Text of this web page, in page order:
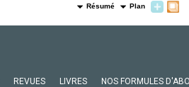
Résumé Plan
REVUES LIVRES NOS FORMULES